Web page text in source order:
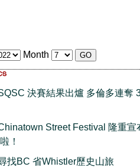
Month
決賽結果出爐 多倫多連奪
Street Festival 隆重宣
！
找BC 省Whistler歷史山旅